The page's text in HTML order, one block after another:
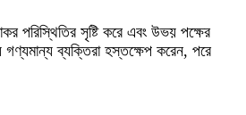
পরিস্থিতির সৃষ্টি করে এবং উভয় পক্ষের
গণ্যমান্য ব্যক্তিরা হস্তক্ষেপ করেন, পরে